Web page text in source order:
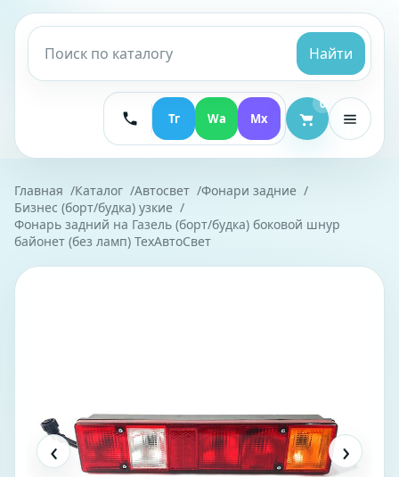
Найти
Тг Wa Mx
0
Главная Каталог Автосвет
Фонари задние
Бизнес (борт/будка) узкие
Фонарь задний на Газель (борт/будка) боковой шнур
байонет (без ламп) ТехАвтоСвет
‹ ›